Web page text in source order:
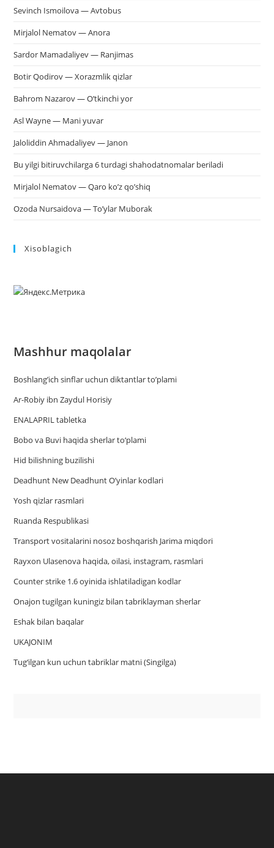
Sevinch Ismoilova — Avtobus
Mirjalol Nematov — Anora
Sardor Mamadaliyev — Ranjimas
Botir Qodirov — Xorazmlik qizlar
Bahrom Nazarov — O’tkinchi yor
Asl Wayne — Mani yuvar
Jaloliddin Ahmadaliyev — Janon
Bu yilgi bitiruvchilarga 6 turdagi shahodatnomalar beriladi
Mirjalol Nematov — Qaro ko’z qo’shiq
Ozoda Nursaidova — To’ylar Muborak
Xisoblagich
Mashhur maqolalar
Boshlang’ich sinflar uchun diktantlar to’plami
Ar-Robiy ibn Zaydul Horisiy
ENALAPRIL tabletka
Bobo va Buvi haqida sherlar to‘plami
Hid bilishning buzilishi
Deadhunt New Deadhunt O’yinlar kodlari
Yosh qizlar rasmlari
Ruanda Respublikasi
Trаnsport vositаlаrini nosoz boshqаrish Jаrimа miqdori
Rayxon Ulasenova haqida, oilasi, instagram, rasmlari
Counter strike 1.6 oyinida ishlatiladigan kodlar
Onajon tugilgan kuningiz bilan tabriklayman sherlar
Eshak bilan baqalar
UKAJONIM
Tug‘ilgan kun uchun tabriklar matni (Singilga)